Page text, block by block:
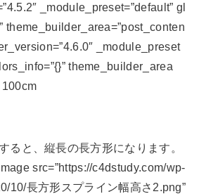
_module_preset=”default” gl
theme_builder_area=”post_conten
_module_preset
theme_builder_area
100cm
ると、縦長の長方形になります。
src=”https://c4dstudy.com/wp-
10/長方形スプライン幅高さ2.png”